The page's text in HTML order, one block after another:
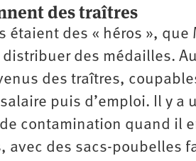
des traîtres
étaient des « héros »,
des médailles.
des traîtres,
puis d’emploi. Il y a
contamination quand il
avec des sacs-poubelles